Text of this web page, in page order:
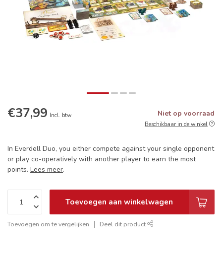
€37,99 Incl. btw Niet op voorraad
Beschikbaar in de winkel
In Everdell Duo, you either compete against your single opponent
or play co-operatively with another player to earn the most
points. Lees meer.
Toevoegen aan winkelwagen
Toevoegen om te vergelijken Deel dit product